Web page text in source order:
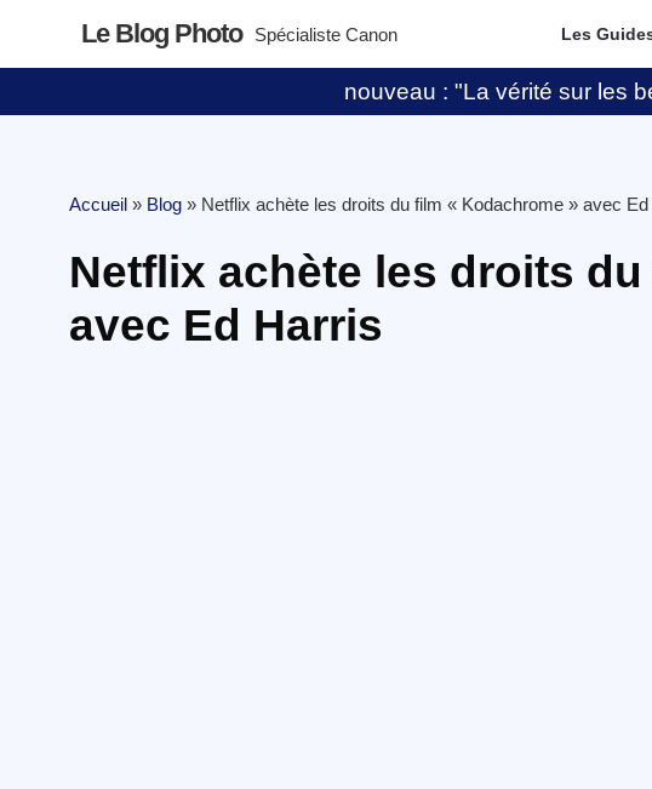
Le Blog Photo Spécialiste Canon Les
nouveau : "La vérité sur les
Accueil » Blog » Netflix achète les droits du film « Kodachrome » avec
Netflix achète les droits
avec Ed Harris